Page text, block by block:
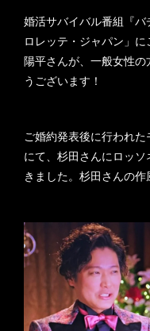
婚活サバイバル番組『バ
ロレッテ・ジャパン」
陽平さんが、一般女性
うございます！
ご婚約発表後に行われ
にて、杉田さんにロッ
きました。杉田さんの作